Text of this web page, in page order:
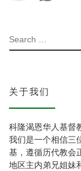
SEARCH
关于我们
科隆渴恩华人基督
我们是一个相信三
基，遵循历代教会
地区主内弟兄姐妹